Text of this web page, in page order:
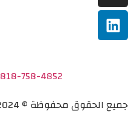
818-758-4852
جميع الحقوق محفوظة © 2024